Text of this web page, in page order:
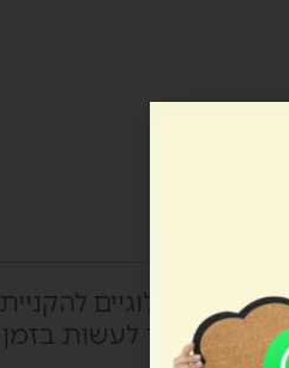
טכנולוגיים
שאפשר לעשות